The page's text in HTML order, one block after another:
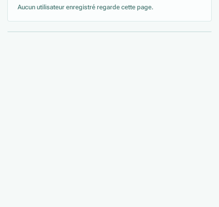
Aucun utilisateur enregistré regarde cette page.